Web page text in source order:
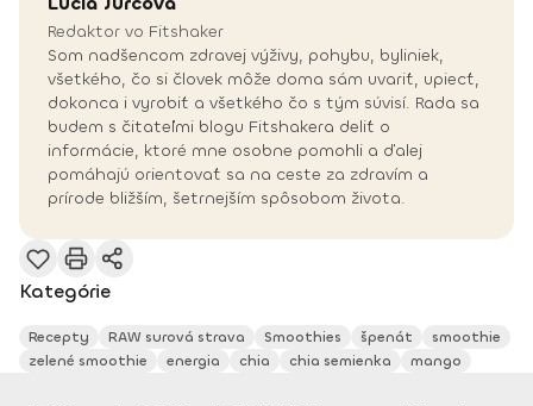
Redaktor vo Fitshaker
Som nadšencom zdravej výživy, pohybu, byliniek,
všetkého, čo si človek môže doma sám uvariť, upiecť,
dokonca i vyrobiť a všetkého čo s tým súvisí. Rada sa
budem s čitateľmi blogu Fitshakera deliť o
informácie, ktoré mne osobne pomohli a ďalej
pomáhajú orientovať sa na ceste za zdravím a
prírode bližším, šetrnejším spôsobom života.
Kategórie
Recepty RAW surová strava Smoothies špenát
smoothie
zelené smoothie
energia chia chia semienka mango